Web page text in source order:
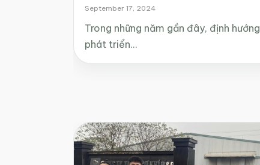
September 17, 2024
Trong những năm gần đây, định hướng
phát triển…